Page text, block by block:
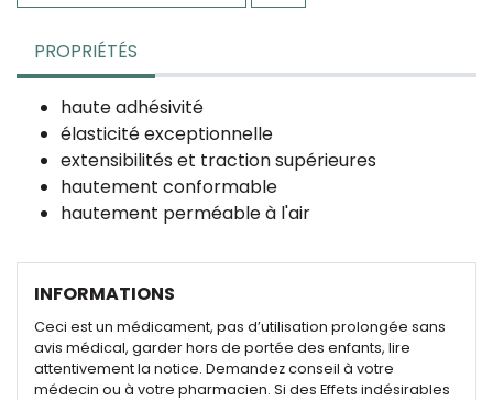
PROPRIÉTÉS
haute adhésivité
élasticité exceptionnelle
extensibilités et traction supérieures
hautement conformable
hautement perméable à l'air
INFORMATIONS
Ceci est un médicament, pas d’utilisation prolongée sans
avis médical, garder hors de portée des enfants, lire
attentivement la notice. Demandez conseil à votre
médecin ou à votre pharmacien. Si des Effets indésirables